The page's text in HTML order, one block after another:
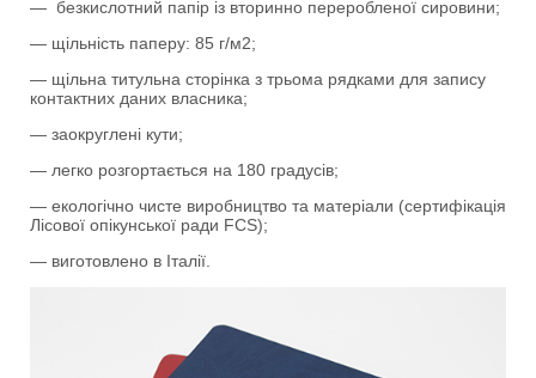
— безкислотний папір із вторинно переробленої сировини;
— щільність паперу: 85 г/м2;
— щільна титульна сторінка з трьома рядками для запису
контактних даних власника;
— заокруглені кути;
— легко розгортається на 180 градусів;
— екологічно чисте виробництво та матеріали (сертифікація
Лісової опікунської ради FCS);
— виготовлено в Італії.